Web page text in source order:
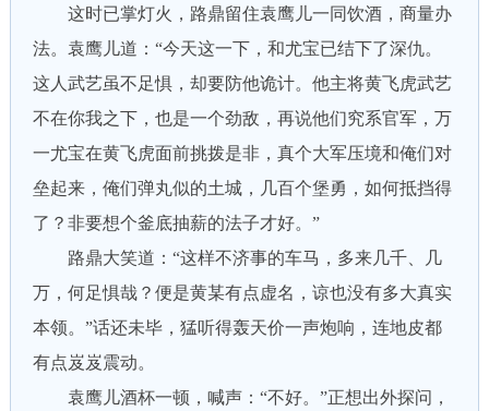
这时已掌灯火，路鼎留住袁鹰儿一同饮酒，商量办
法。袁鹰儿道：“今天这一下，和尤宝已结下了深仇。
这人武艺虽不足惧，却要防他诡计。他主将黄飞虎武艺
不在你我之下，也是一个劲敌，再说他们究系官军，万
一尤宝在黄飞虎面前挑拨是非，真个大军压境和俺们对
垒起来，俺们弹丸似的土城，几百个堡勇，如何抵挡得
了？非要想个釜底抽薪的法子才好。”
路鼎大笑道：“这样不济事的车马，多来几千、几
万，何足惧哉？便是黄某有点虚名，谅也没有多大真实
本领。”话还未毕，猛听得轰天价一声炮响，连地皮都
有点岌岌震动。
袁鹰儿酒杯一顿，喊声：“不好。”正想出外探问，